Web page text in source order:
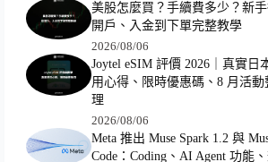
美股怎麼買？手續費多少？新
開戶、入金到下單完整教學
2026/08/06
Joytel eSIM 評價 2026｜真實日
用心得、限時優惠碼、8 月活動
理
2026/08/06
Meta 推出 Muse Spark 1.2 與
Code：Coding、AI Agent 功能